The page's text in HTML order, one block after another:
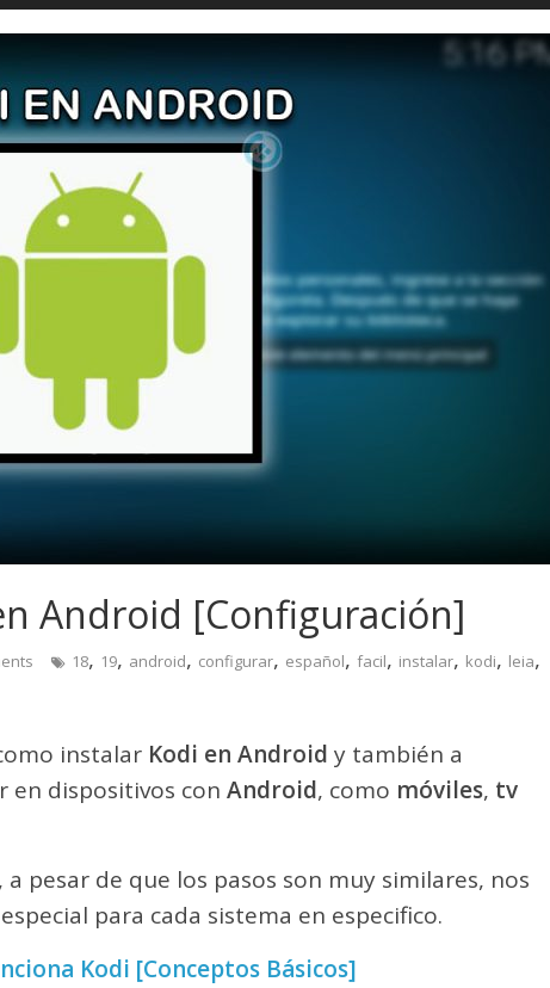
Android [Configuración]
18, 19, android, configurar, español, facil, instalar, kodi, leia,
instalar Kodi en Android y también a
en dispositivos con Android, como móviles, tv
pesar de que los pasos son muy similares, nos
para cada sistema en especifico.
Kodi [Conceptos Básicos]